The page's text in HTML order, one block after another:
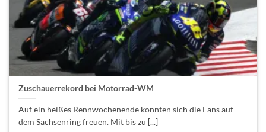
Zuschauerrekord bei Motorrad-WM
Auf ein heißes Rennwochenende konnten sich die Fans auf
dem Sachsenring freuen. Mit bis zu [...]